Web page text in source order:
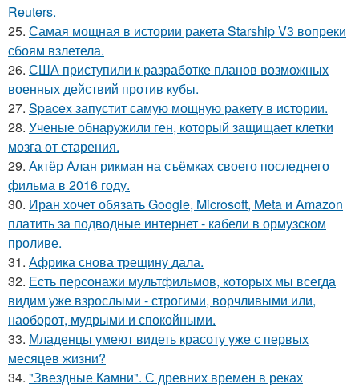
Reuters.
25. Самая мощная в истории ракета Starship V3 вопреки
сбоям взлетела.
26. США приступили к разработке планов возможных
военных действий против кубы.
27. Spacex запустит самую мощную ракету в истории.
28. Ученые обнаружили ген, который защищает клетки
мозга от старения.
29. Актёр Алан рикман на съёмках своего последнего
фильма в 2016 году.
30. Иран хочет обязать Google, Microsoft, Meta и Amazon
платить за подводные интернет - кабели в ормузском
проливе.
31. Африка снова трещину дала.
32. Есть персонажи мультфильмов, которых мы всегда
видим уже взрослыми - строгими, ворчливыми или,
наоборот, мудрыми и спокойными.
33. Младенцы умеют видеть красоту уже с первых
месяцев жизни?
34. "Звездные Камни". С древних времен в реках